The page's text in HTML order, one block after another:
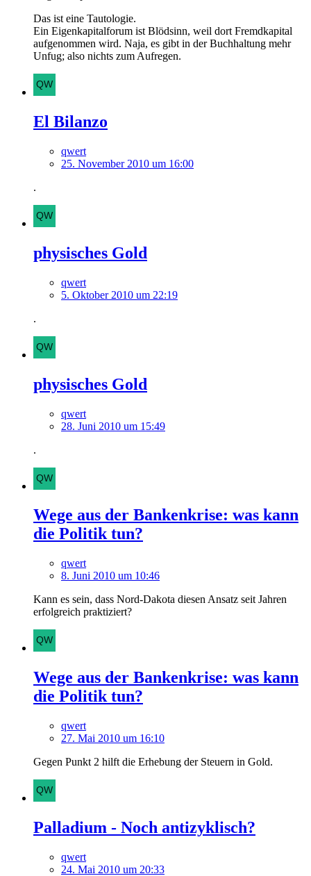
Das ist eine Tautologie.
Ein Eigenkapitalforum ist Blödsinn, weil dort Fremdkapital
aufgenommen wird. Naja, es gibt in der Buchhaltung mehr
Unfug; also nichts zum Aufregen.
El Bilanzo
qwert
25. November 2010 um 16:00
.
physisches Gold
qwert
5. Oktober 2010 um 22:19
.
physisches Gold
qwert
28. Juni 2010 um 15:49
.
Wege aus der Bankenkrise: was kann
die Politik tun?
qwert
8. Juni 2010 um 10:46
Kann es sein, dass Nord-Dakota diesen Ansatz seit Jahren
erfolgreich praktiziert?
Wege aus der Bankenkrise: was kann
die Politik tun?
qwert
27. Mai 2010 um 16:10
Gegen Punkt 2 hilft die Erhebung der Steuern in Gold.
Palladium - Noch antizyklisch?
qwert
24. Mai 2010 um 20:33